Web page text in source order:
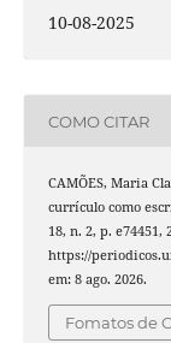
10-08-2025
COMO CITAR
CAMÕES, Maria
currículo como
18, n. 2, p. e74451,
https://
em: 8 ago. 2026.
Fomatos de